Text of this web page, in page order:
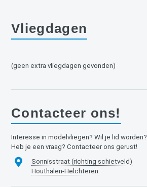
Vliegdagen
(geen extra vliegdagen gevonden)
Contacteer ons!
Interesse in modelvliegen? Wil je lid worden?
Heb je een vraag? Contacteer ons gerust!
Sonnisstraat (richting schietveld)
Houthalen-Helchteren